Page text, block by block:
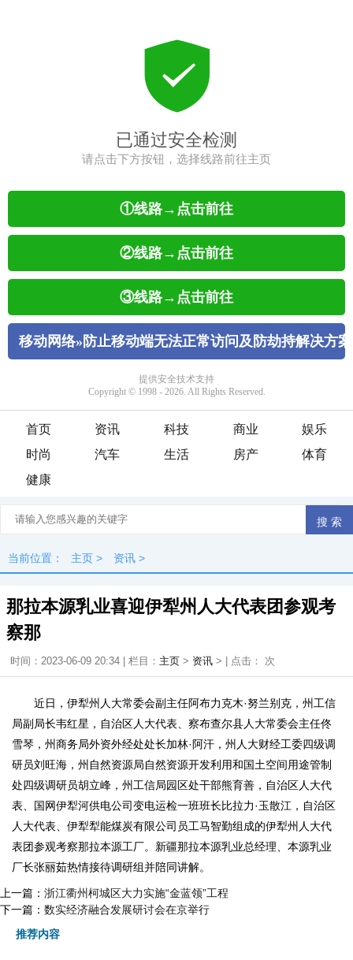
首页 资讯 科技 商业
娱乐
时尚
汽车 生活 房产
体育
健康
当前位置： 主页 > 资讯 >
那拉本源乳业喜迎伊犁州人大代表团参观考
察那
时间：2023-06-09 20:34 | 栏目： 主页 > 资讯 > | 点击： 次
近日，伊犁州人大常委会副主任阿布力克木·努兰别克，州工信
局副局长韦红星，自治区人大代表、察布查尔县人大常委会主任佟
雪琴，州商务局外资外经处处长加林·阿汗，州人大财经工委四级调
研员刘旺海，州自然资源局自然资源开发利用和国土空间用途管制
处四级调研员胡立峰，州工信局园区处干部熊育善，自治区人大代
表、国网伊犁河供电公司变电运检一班班长比拉力·玉散江，自治区
人大代表、伊犁犁能煤炭有限公司员工马智勤组成的伊犁州人大代
表团参观考察那拉本源工厂。新疆那拉本源乳业总经理、本源乳业
厂长张丽茹热情接待调研组并陪同讲解。
上一篇： 浙江衢州柯城区大力实施“金蓝领”工程
下一篇： 数实经济融合发展研讨会在京举行
推荐内容